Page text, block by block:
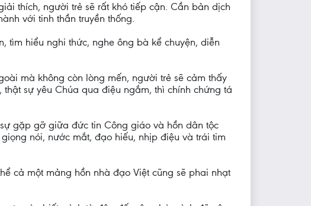
thích, người trẻ sẽ rất khó tiếp cận. Cần bản dịch
với tinh thần truyền thống.
tìm hiểu nghi thức, nghe ông bà kể chuyện, diễn
mà không còn lòng mến, người trẻ sẽ cảm thấy
sự yêu Chúa qua điệu ngắm, thì chính chứng tá
gặp gỡ giữa đức tin Công giáo và hồn dân tộc
nói, nước mắt, đạo hiếu, nhịp điệu và trái tim
cả một mảng hồn nhà đạo Việt cũng sẽ phai nhạt